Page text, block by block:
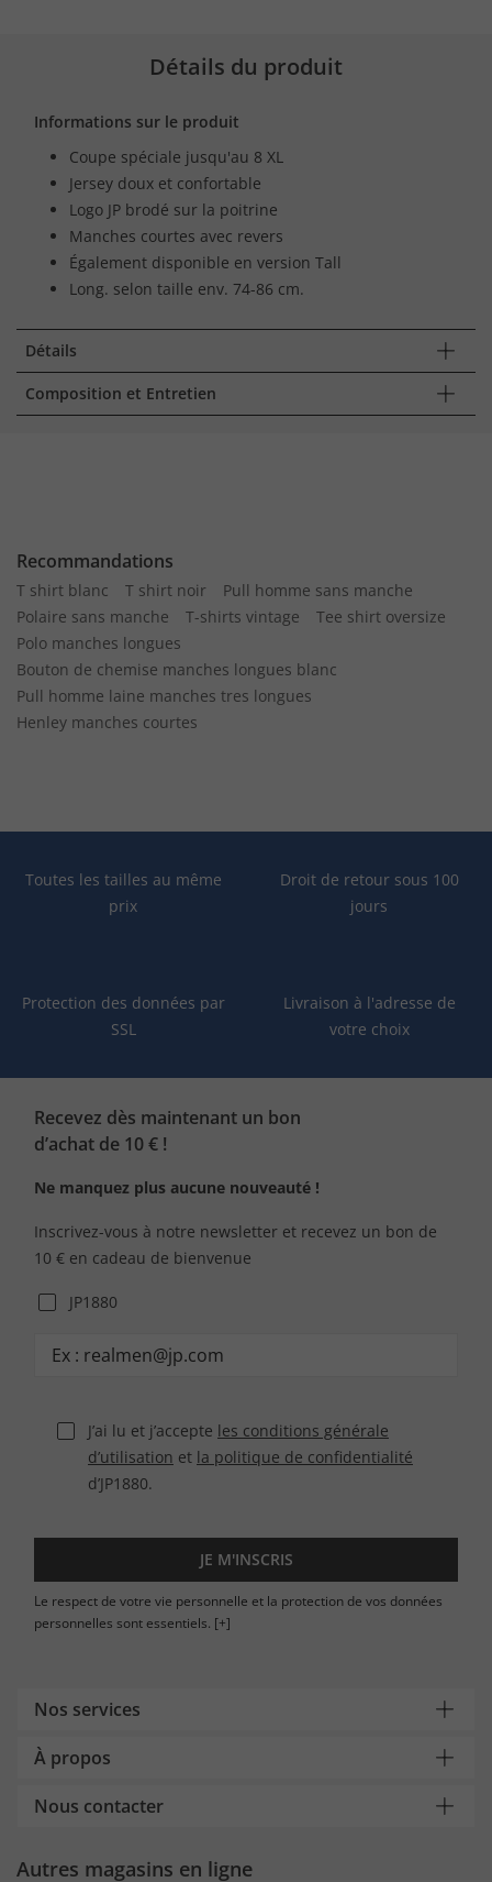
Détails du produit
Informations sur le produit
Coupe spéciale jusqu'au 8 XL
Jersey doux et confortable
Logo JP brodé sur la poitrine
Manches courtes avec revers
Également disponible en version Tall
Long. selon taille env. 74-86 cm.
Détails
Composition et Entretien
Recommandations
T shirt blanc T shirt noir
Pull homme sans manche
Polaire sans manche
T-shirts vintage
Tee shirt oversize
Polo manches longues
Bouton de chemise manches longues blanc
Pull homme laine manches tres longues
Henley manches courtes
Toutes les tailles au même
prix
Droit de retour sous 100
jours
Protection des données par
SSL
Livraison à l'adresse de
votre choix
Recevez dès maintenant un bon
d’achat de 10 € !
Ne manquez plus aucune nouveauté !
Inscrivez-vous à notre newsletter et recevez un bon de
10 € en cadeau de bienvenue
JP1880
J’ai lu et j’accepte les conditions générale
d’utilisation et la politique de confidentialité
d’JP1880.
JE M'INSCRIS
Le respect de votre vie personnelle et la protection de vos données
personnelles sont essentiels. [+]
Nos services
À propos
Nous contacter
Autres magasins en ligne